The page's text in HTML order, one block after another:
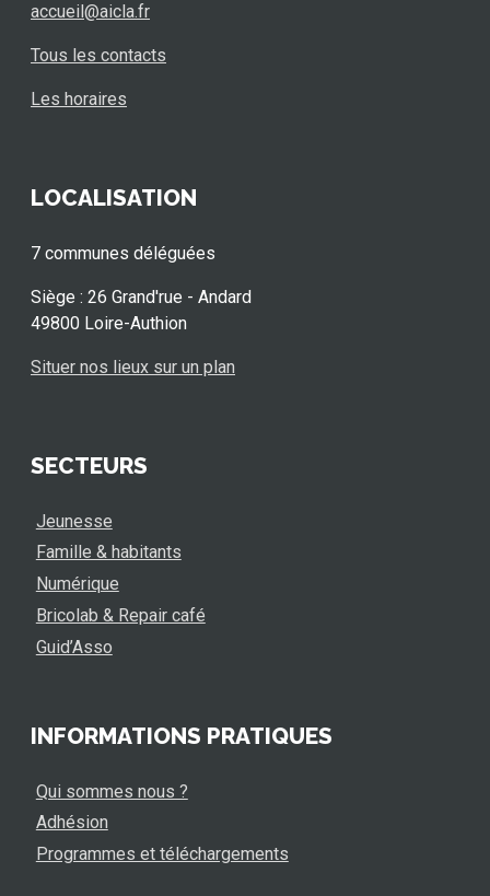
accueil@aicla.fr
Tous les contacts
Les horaires
LOCALISATION
7 communes déléguées
Siège : 26 Grand'rue - Andard
49800 Loire-Authion
Situer nos lieux sur un plan
SECTEURS
Jeunesse
Famille & habitants
Numérique
Bricolab & Repair café
Guid’Asso
INFORMATIONS PRATIQUES
Qui sommes nous ?
Adhésion
Programmes et téléchargements